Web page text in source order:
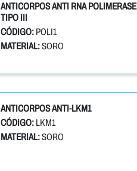
ANTICORPOS ANTI RNA POLIMERASE
TIPO III
CÓDIGO: POLI1
MATERIAL:SORO
ANTICORPOS ANTI-LKM1
CÓDIGO: LKM1
MATERIAL:SORO